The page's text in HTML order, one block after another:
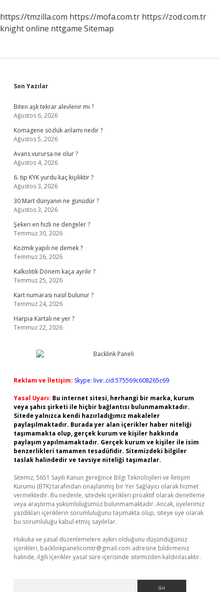
https://tmzilla.com https://mofa.com.tr https://zod.com.tr
knight online nttgame Sitemap
Sidebar
Son Yazılar
Biten aşk tekrar alevlenir mi ?
Ağustos 6, 2026
Komagene sözlük anlamı nedir ?
Ağustos 5, 2026
Avans vurursa ne olur ?
Ağustos 4, 2026
6. tip KYK yurdu kaç kişiliktir ?
Ağustos 3, 2026
30 Mart dünyanın ne günüdür ?
Ağustos 3, 2026
Şekeri en hızlı ne dengeler ?
Temmuz 30, 2026
Kozmik yapılı ne demek ?
Temmuz 26, 2026
Kalkolitik Dönem kaça ayrılır ?
Temmuz 25, 2026
Kart numarası nasıl bulunur ?
Temmuz 24, 2026
Harpia Kartalı ne yer ?
Temmuz 22, 2026
Reklam ve İletişim: Skype: live:.cid.575569c608265c69
Yasal Uyarı: Bu internet sitesi, herhangi bir marka, kurum
veya şahıs şirketi ile hiçbir bağlantısı bulunmamaktadır.
Sitede yalnızca kendi hazırladığımız makaleler
paylaşılmaktadır. Burada yer alan içerikler haber niteliği
taşımamakta olup, gerçek kurum ve kişiler hakkında
paylaşım yapılmamaktadır. Gerçek kurum ve kişiler ile isim
benzerlikleri tamamen tesadüfidir. Sitemizdeki bilgiler
taslak halindedir ve tavsiye niteliği taşımazlar.
Sitemiz, 5651 Sayılı Kanun gereğince Bilgi Teknolojileri ve İletişim
Kurumu (BTK) tarafından onaylanmış bir Yer Sağlayıcı olarak hizmet
vermektedir. Bu nedenle, sitedeki içerikleri proaktif olarak denetleme
veya araştırma yükümlülüğümüz bulunmamaktadır. Ancak, üyelerimiz
yazdıkları içeriklerin sorumluluğunu taşımakta olup, siteye üye olarak
bu sorumluluğu kabul etmiş sayılırlar.
Hukuka ve yasal düzenlemelere aykırı olduğunu düşündüğünüz
içerikleri, backlinkpanelicomtr@gmail.com adresine bildirmeniz
halinde, ilgili içerikler yasal süre içerisinde sitemizden kaldırılacaktır.